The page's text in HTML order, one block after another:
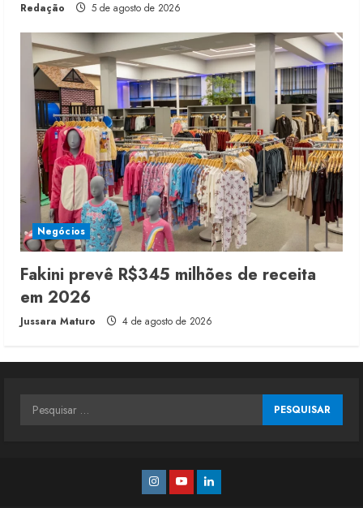
Redação 5 de agosto de 2026
Negócios
Fakini prevê R$345 milhões de receita
em 2026
Jussara Maturo 4 de agosto de 2026
Pesquisar
Instagram
YoutubeLinkedin